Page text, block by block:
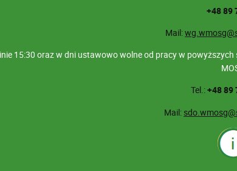
+48 89
Mail:
15:30 oraz w dni ustawowo wolne od pracy w
Tel.:+48 89
Mail: